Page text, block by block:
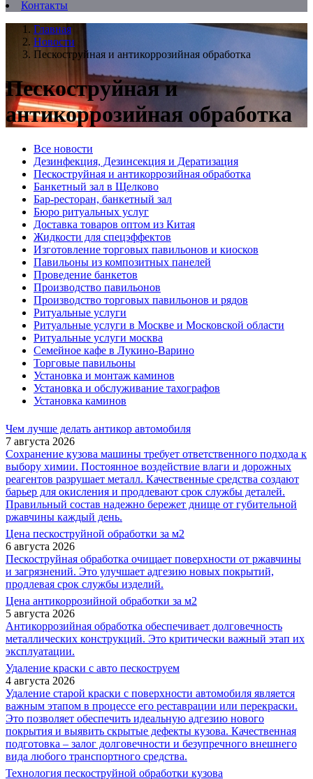
Контакты
Главная
Новости
Пескоструйная и антикоррозийная обработка
Пескоструйная и
антикоррозийная обработка
Все новости
Дезинфекция, Дезинсекция и Дератизация
Пескоструйная и антикоррозийная обработка
Банкетный зал в Щелково
Бар-ресторан, банкетный зал
Бюро ритуальных услуг
Доставка товаров оптом из Китая
Жидкости для спецэффектов
Изготовление торговых павильонов и киосков
Павильоны из композитных панелей
Проведение банкетов
Производство павильонов
Производство торговых павильонов и рядов
Ритуальные услуги
Ритуальные услуги в Москве и Московской области
Ритуальные услуги москва
Семейное кафе в Лукино-Варино
Торговые павильоны
Установка и монтаж каминов
Установка и обслуживание тахографов
Установка каминов
Чем лучше делать антикор автомобиля
7 августа 2026
Сохранение кузова машины требует ответственного подхода к
выбору химии. Постоянное воздействие влаги и дорожных
реагентов разрушает металл. Качественные средства создают
барьер для окисления и продлевают срок службы деталей.
Правильный состав надежно бережет днище от губительной
ржавчины каждый день.
Цена пескоструйной обработки за м2
6 августа 2026
Пескоструйная обработка очищает поверхности от ржавчины
и загрязнений. Это улучшает адгезию новых покрытий,
продлевая срок службы изделий.
Цена антикоррозийной обработки за м2
5 августа 2026
Антикоррозийная обработка обеспечивает долговечность
металлических конструкций. Это критически важный этап их
эксплуатации.
Удаление краски с авто пескоструем
4 августа 2026
Удаление старой краски с поверхности автомобиля является
важным этапом в процессе его реставрации или перекраски.
Это позволяет обеспечить идеальную адгезию нового
покрытия и выявить скрытые дефекты кузова. Качественная
подготовка – залог долговечности и безупречного внешнего
вида любого транспортного средства.
Технология пескоструйной обработки кузова